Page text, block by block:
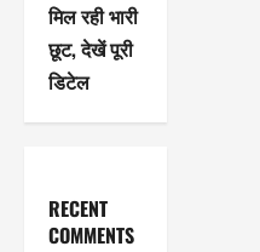
मिल रही भारी
छूट, देखें पूरी
डिटेल
RECENT
COMMENTS